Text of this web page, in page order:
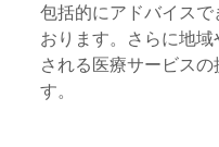
包括的にアドバイス
おります。さらに地
される医療サービス
す。